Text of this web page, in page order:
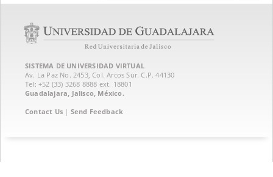
SISTEMA DE UNIVERSIDAD VIRTUAL
Av. La Paz No. 2453, Col. Arcos Sur. C.P. 44130
Tel: +52 (33) 3268 8888‏ ext. 18801
Guadalajara, Jalisco, México.
Contact Us | Send Feedback